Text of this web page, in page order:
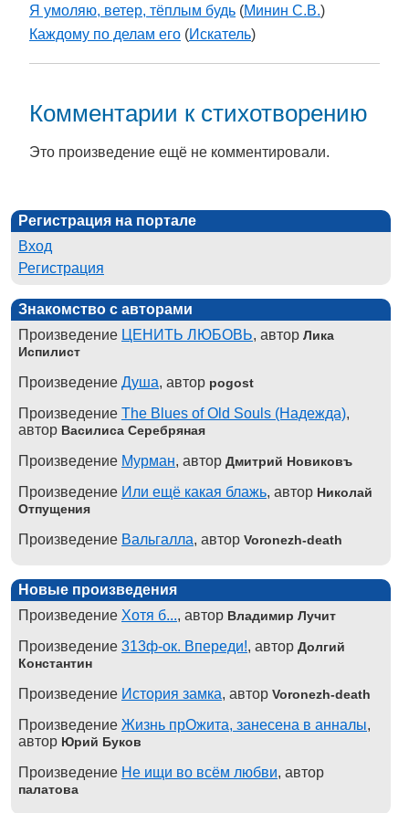
Я умоляю, ветер, тёплым будь (Минин С.В.)
Каждому по делам его (Искатель)
Комментарии к стихотворению
Это произведение ещё не комментировали.
Регистрация на портале
Вход
Регистрация
Знакомство с авторами
Произведение ЦЕНИТЬ ЛЮБОВЬ, автор Лика
Испилист
Произведение Душа, автор pogost
Произведение The Blues of Old Souls (Надежда),
автор Василиса Серебряная
Произведение Мурман, автор Дмитрий Новиковъ
Произведение Или ещё какая блажь, автор Николай
Отпущения
Произведение Вальгалла, автор Voronezh-death
Новые произведения
Произведение Хотя б..., автор Владимир Лучит
Произведение 313ф-ок. Впереди!, автор Долгий
Константин
Произведение История замка, автор Voronezh-death
Произведение Жизнь прОжита, занесена в анналы,
автор Юрий Буков
Произведение Не ищи во всём любви, автор
палатова